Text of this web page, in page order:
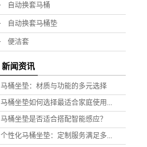
自动换套马桶
自动换套马桶垫
便洁套
新闻资讯
马桶坐垫：材质与功能的多元选择
马桶坐垫如何选择最适合家庭使用...
马桶坐垫是否适合搭配智能感应？
个性化马桶坐垫：定制服务满足多...